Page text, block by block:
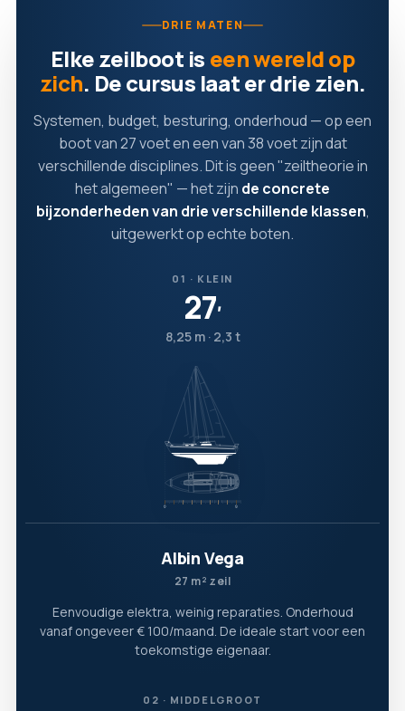
DRIE MATEN
Elke zeilboot is een wereld op
zich. De cursus laat er drie zien.
Systemen, budget, besturing, onderhoud — op een
boot van 27 voet en een van 38 voet zijn dat
verschillende disciplines. Dit is geen "zeiltheorie in
het algemeen" — het zijn de concrete
bijzonderheden van drie verschillende klassen,
uitgewerkt op echte boten.
01 · KLEIN
27′
8,25 m · 2,3 t
Albin Vega
27 m² zeil
Eenvoudige elektra, weinig reparaties. Onderhoud
vanaf ongeveer € 100/maand. De ideale start voor een
toekomstige eigenaar.
02 · MIDDELGROOT